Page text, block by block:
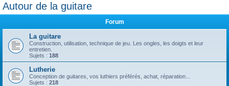
Autour de la guitare
Forum
La guitare
Construction, utilisation, technique de jeu. Les ongles, les doigts et leur
entretien.
Sujets : 188
Lutherie
Conception de guitares, vos luthiers préférés, achat, réparation...
Sujets : 218